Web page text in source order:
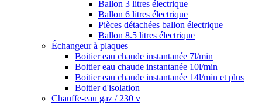
Ballon 3 litres électrique
Ballon 6 litres électrique
Pièces détachées ballon électrique
Ballon 8.5 litres électrique
Échangeur à plaques
Boitier eau chaude instantanée 7l/min
Boitier eau chaude instantanée 10l/min
Boitier eau chaude instantanée 14l/min et plus
Boitier d'isolation
Chauffe-eau gaz / 230 v